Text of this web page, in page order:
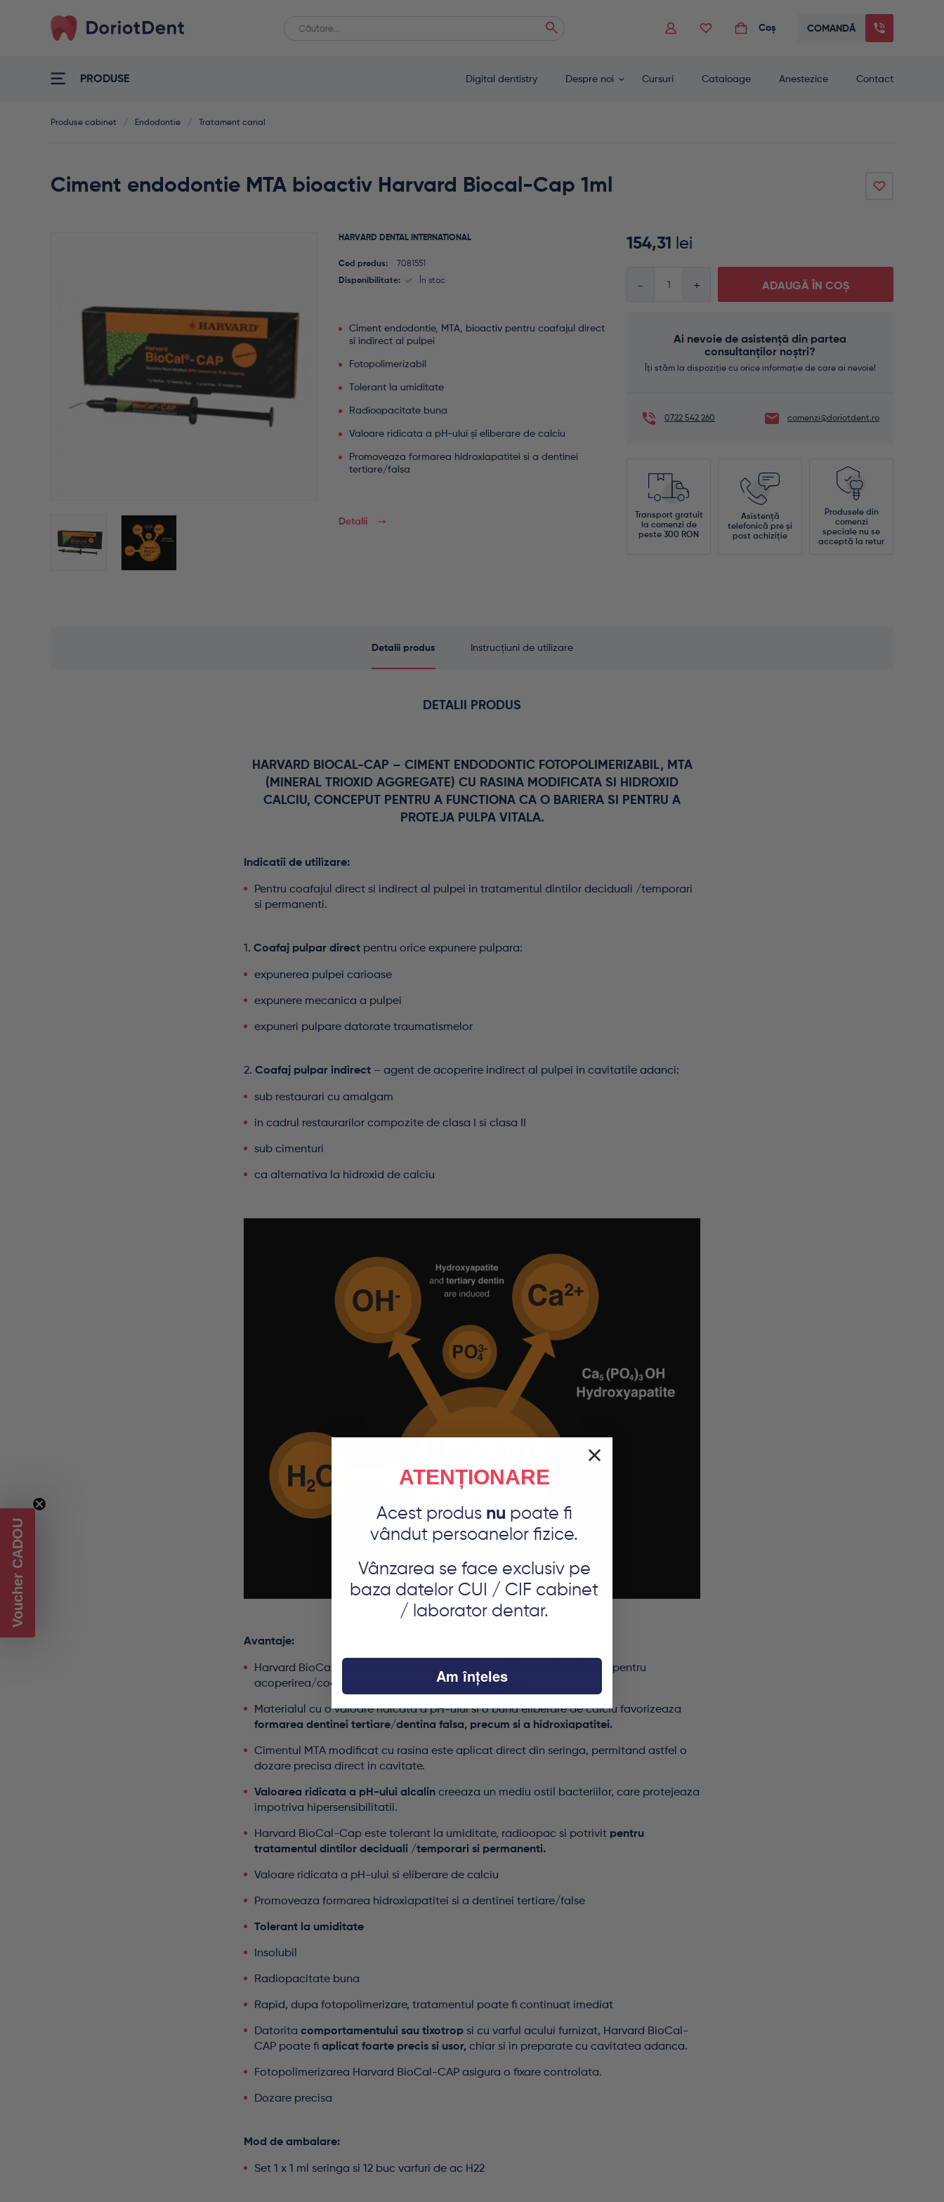
Caută
după:
When autocomplete results are available use up and down arrows to review and enter to go to the desired page. Touch device users, explore by touch or with
Coș COMANDĂ
PRODUSE Digital dentistry Despre noi Cursuri Cataloage Anestezice Contact
Produse cabinet / Endodontie / Tratament canal
Ciment endodontie MTA bioactiv Harvard Biocal-Cap 1ml
HARVARD DENTAL INTERNATIONAL
Cod produs:
7081551
Disponibilitate:
În stoc
Ciment endodontie, MTA, bioactiv pentru coafajul direct
si indirect al pulpei
Fotopolimerizabil
Tolerant la umiditate
Radioopacitate buna
Valoare ridicata a pH-ului și eliberare de calciu
Promoveaza formarea hidroxiapatitei si a dentinei
tertiare/falsa
Detalii
154,31 lei
ADAUGĂ ÎN COȘ
Ai nevoie de asistență din partea
consultanților noștri?
Îți stăm la dispoziție cu orice informație de care ai nevoie!
0722 542 260 comenzi@doriotdent.ro
Transport gratuit
la comenzi de
peste 300 RON
Asistență
telefonică pre și
post achiziție
Produsele din
comenzi
speciale nu se
acceptă la retur
Detalii produs Instrucțiuni de utilizare
DETALII PRODUS
HARVARD BIOCAL-CAP – CIMENT ENDODONTIC FOTOPOLIMERIZABIL, MTA
(MINERAL TRIOXID AGGREGATE) CU RASINA MODIFICATA SI HIDROXID
CALCIU, CONCEPUT PENTRU A FUNCTIONA CA O BARIERA SI PENTRU A
PROTEJA PULPA VITALA.
Indicatii de utilizare:
Pentru coafajul direct si indirect al pulpei in tratamentul dintilor deciduali /temporari
si permanenti.
1. Coafaj pulpar direct pentru orice expunere pulpara:
expunerea pulpei carioase
expunere mecanica a pulpei
expuneri pulpare datorate traumatismelor
2. Coafaj pulpar indirect – agent de acoperire indirect al pulpei in cavitatile adanci:
sub restaurari cu amalgam
in cadrul restaurarilor compozite de clasa I si clasa II
sub cimenturi
ca alternativa la hidroxid de calciu
Avantaje:
Harvard BioCal-Cap este un ciment
, pentru
acoperirea/coafajul direct si indirect a pulpei vitale.
Materialul cu o valoare ridicata a pH-ului si o buna eliberare de calciu favorizeaza
formarea dentinei tertiare/dentina falsa, precum si a hidroxiapatitei.
Cimentul MTA modificat cu rasina este aplicat direct din seringa, permitand astfel o
dozare precisa direct in cavitate.
Valoarea ridicata a pH-ului alcalin creeaza un mediu ostil bacteriilor, care protejeaza
impotriva hipersensibilitatii.
Harvard BioCal-Cap este tolerant la umiditate, radioopac si potrivit pentru
tratamentul dintilor deciduali /temporari si permanenti.
Valoare ridicata a pH-ului si eliberare de calciu
Promoveaza formarea hidroxiapatitei si a dentinei tertiare/false
Tolerant la umiditate
Insolubil
Radiopacitate buna
Rapid, dupa fotopolimerizare, tratamentul poate fi continuat imediat
Datorita comportamentului sau tixotrop si cu varful acului furnizat, Harvard BioCal-
CAP poate fi aplicat foarte precis si usor, chiar si in preparate cu cavitatea adanca.
Fotopolimerizarea Harvard BioCal-CAP asigura o fixare controlata.
Dozare precisa
Mod de ambalare:
Set 1 x 1 ml seringa si 12 buc varfuri de ac H22
Voucher CADOU
ATENȚIONARE
Acest produs nu poate fi
vândut persoanelor fizice.
Vânzarea se face exclusiv pe
baza datelor CUI / CIF cabinet
/ laborator dentar.
Am înțeles